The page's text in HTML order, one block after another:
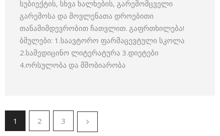
სუბიექტის, სხვა ხალხების, გარემომცველი
გარემოსა და მოვლენათა დროებითი
თანამიმდევრობით ჩათვლით. გაფრთხილება!
ბმულები: 1.საავტორო ფარმაცევტული სკოლა
2.სამედიცინო ლიტერატურა 3.დიეტები
4.ორსულობა და მშობიარობა
1 2 3